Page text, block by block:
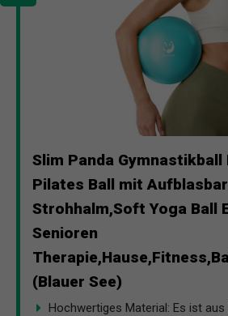
Slim Panda Gymnastikball
Pilates Ball mit
Strohhalm,Soft Yoga Ball
Senioren
(Blauer See)
Hochwertiges Material: Es ist